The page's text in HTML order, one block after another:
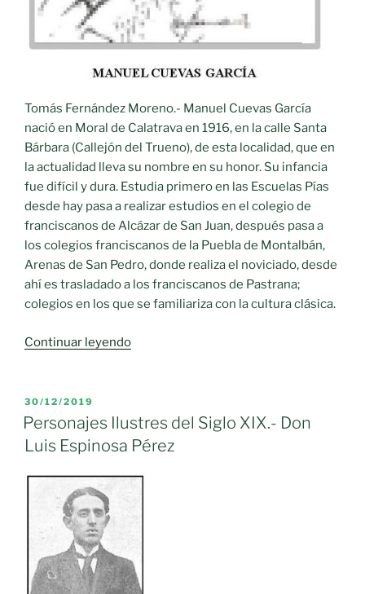
Tomás Fernández Moreno.- Manuel Cuevas García
nació en Moral de Calatrava en 1916, en la calle Santa
Bárbara (Callejón del Trueno), de esta localidad, que en
la actualidad lleva su nombre en su honor. Su infancia
fue difícil y dura. Estudia primero en las Escuelas Pías
desde hay pasa a realizar estudios en el colegio de
franciscanos de Alcázar de San Juan, después pasa a
los colegios franciscanos de la Puebla de Montalbán,
Arenas de San Pedro, donde realiza el noviciado, desde
ahí es trasladado a los franciscanos de Pastrana;
colegios en los que se familiariza con la cultura clásica.
Continuar leyendo«Personajes
Don
Manuel
García»
PUBLICADO
EL
30/12/2019
Personajes Ilustres del Siglo XIX.- Don
Luis Espinosa Pérez